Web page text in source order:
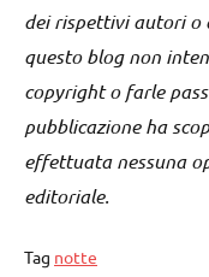
dei rispettivi autori
questo blog non
copyright o farle
pubblicazione ha
effettuata nessuna
editoriale.
Tag notte